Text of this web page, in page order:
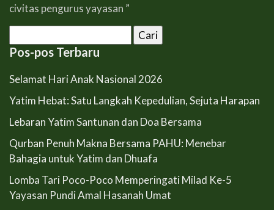
civitas pengurus yayasan ”
untuk:
Pos-pos Terbaru
Selamat Hari Anak Nasional 2026
Yatim Hebat: Satu Langkah Kepedulian, Sejuta Harapan
Lebaran Yatim Santunan dan Doa Bersama
Qurban Penuh Makna Bersama PAHU: Menebar
Bahagia untuk Yatim dan Dhuafa
Lomba Tari Poco-Poco Memperingati Milad Ke-5
Yayasan Pundi Amal Hasanah Umat